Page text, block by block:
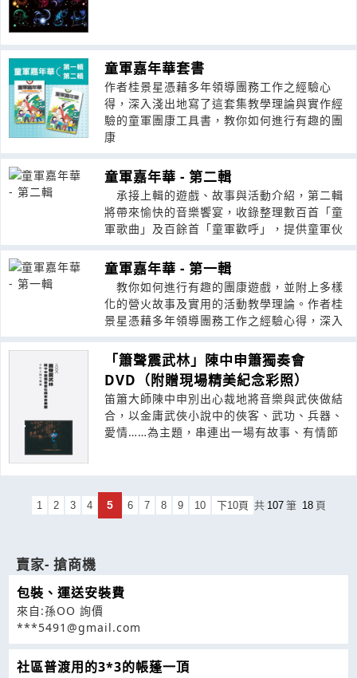
童軍嘉年華套書
作者桂景星憑藉多年領導團務工作之經驗心
得，深入淺出地寫了這套集教學理論與實作經
驗的童軍團康工具書，教你如何進行有趣的團
康
童軍嘉年華 - 第二輯
承接上輯的遊戲、故事與活動介紹，第二輯
將帶來愉快的音樂饗宴，收錄整理數百首「童
軍歌曲」及百餘首「童軍歡呼」，提供童軍伙
童軍嘉年華 - 第一輯
教你如何進行有趣的團康遊戲，並附上多樣
化的營火故事及實用的活動教學理論。作者桂
景星憑藉多年領導團務工作之經驗心得，深入
「簫聲震武林」陳中申簫獨奏會
DVD（附贈現場精美紀念彩照）
笛簫大師陳中申別出心裁地將音樂與武俠做結
合，以金庸武俠小說中的俠客、武功、兵器、
愛情……為主題，串連出一場有故事、有情節
1 2 3 4 5 6 7 8 9 10 下10頁 共 107 筆 18 頁
賣家- 搶商機
包裝、運送安裝費
來自:孫OO 詢價
***5491@gmail.com
社區普渡用的3*3的帳蓬一頂